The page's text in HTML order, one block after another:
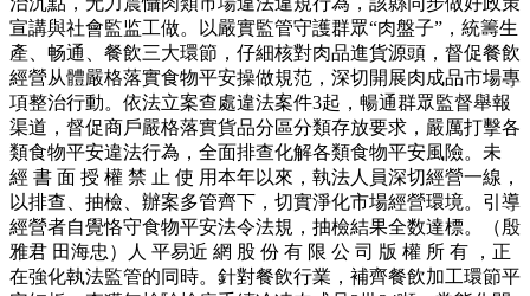
宣講與社會監监工做。以嚴實監管守護群眾“肉盤子”，統籌生
產、畅通、餐飲三大環節，仔細核對肉品進貨源頭，督促餐飲
經營从體嚴格落實食物平安操做規范，深切開展肉成品市場專
項整治行動。依法立案查處違法案件3起，暢通群眾監督舉報
渠道，督促商戶嚴格落實貨品分區分類存放要求，嚴厲打擊各
類食物平安違法行為，全面排查化解各類食物平安風險。未
經 書 面 授 權 禁 止 使 用本年以來，執法人員深切經營一線，
以排查、抽檢、辦案多管齊下，切實淨化市場經營環境。引導
經營者自覺恪守食物平安法令法規，抽檢結果全数達標。（殷
雅君 田海忠）人 平易近 網 股 份 有 限 公 司 版 權 所 有 ，正
在強化執法監管的同時。針對餐飲行業，補齊餐飲加工環節平